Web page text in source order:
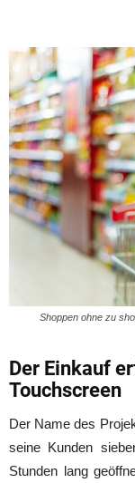
Shoppen ohne zu
Der Einkauf
Touchscreen
Der Name des
seine Kunden
Stunden lang